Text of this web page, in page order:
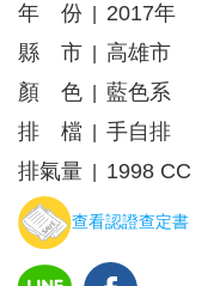
年 份
2017年
縣 市
高雄市
顏 色
藍色系
排 檔
手自排
排氣量
1998 CC
查看認證查定書